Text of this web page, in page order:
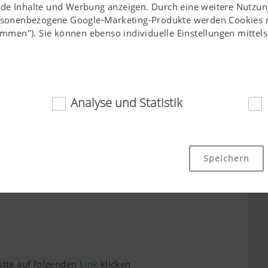
Inhalte und Werbung anzeigen. Durch eine weitere
Google-Marketing-Produkte werden Cookies
Sie können ebenso individuelle Einstellungen
Cookies tragen dazu bei, diese Webseite für Sie einfach
Grundfunktionalitäten, wie die Navigation auf der
und Cookies nicht.
Analyse und Statistik
Speichern
Beruf*
auf folgenden Link klicken